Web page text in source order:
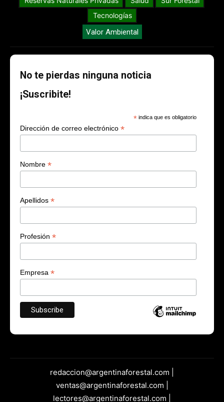
Tecnologías
Valor Ambiental
No te pierdas ninguna noticia
¡Suscribite!
* indica que es obligatorio
Dirección de correo electrónico *
Nombre *
Apellidos *
Profesión *
Empresa *
redaccion@argentinaforestal.com |
ventas@argentinaforestal.com |
lectores@argentinaforestal.com |